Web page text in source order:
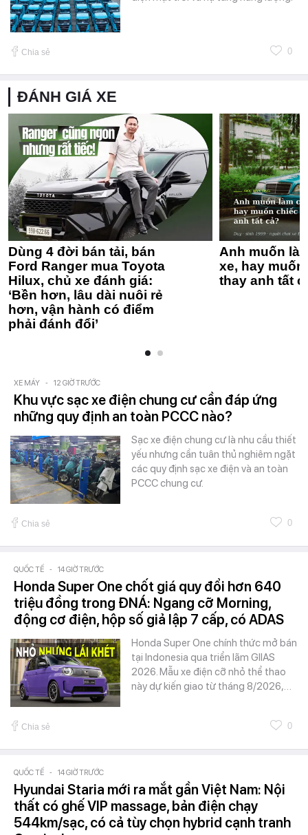
Chia sẻ 0
ĐÁNH GIÁ XE
Dùng 4 đời bán tải, bán
Ford Ranger mua Toyota
Hilux, chủ xe đánh giá:
‘Bền hơn, lâu dài nuôi rẻ
hơn, vận hành có điểm
phải đánh đổi’
Anh muốn
xe, hay
thay anh tất
XE MÁY - 12 GIỜ TRƯỚC
Khu vực sạc xe điện chung cư cần đáp ứng
những quy định an toàn PCCC nào?
Sạc xe điện chung cư là nhu cầu thiết
yếu nhưng cần tuân thủ nghiêm ngặt
các quy định sạc xe điện và an toàn
PCCC chung cư.
Chia sẻ 0
QUỐC TẾ - 14 GIỜ TRƯỚC
Honda Super One chốt giá quy đổi hơn 640
triệu đồng trong ĐNÁ: Ngang cỡ Morning,
động cơ điện, hộp số giả lập 7 cấp, có ADAS
Honda Super One chính thức mở bán
tại Indonesia qua triển lãm GIIAS
2026. Mẫu xe điện cỡ nhỏ thể thao
này dự kiến giao từ tháng 8/2026,…
Chia sẻ 0
QUỐC TẾ - 14 GIỜ TRƯỚC
Hyundai Staria mới ra mắt gần Việt Nam: Nội
thất có ghế VIP massage, bản điện chạy
544km/sạc, có cả tùy chọn hybrid cạnh tranh